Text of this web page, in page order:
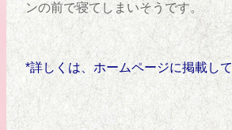
ンの前で寝てしまいそうです。
*詳しくは、ホームページに掲載し